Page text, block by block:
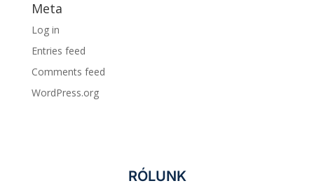
Meta
Log in
Entries feed
Comments feed
WordPress.org
RÓLUNK